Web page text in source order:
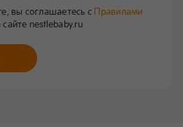
вы соглашаетесь с Правилами
сайте nestlebaby.ru